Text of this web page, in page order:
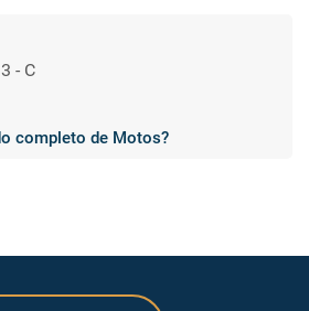
- C
completo de Motos?